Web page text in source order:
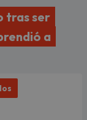
tras ser
a